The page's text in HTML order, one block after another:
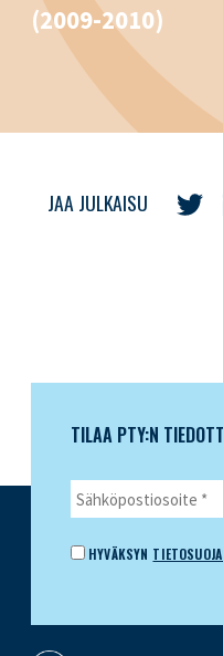
(2009-2010)
JAA JULKAISU
TILAA PTY:N
HYVÄKSYN